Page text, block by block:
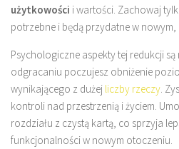
użytkowości i wartości. Zachowaj
potrzebne i będą przydatne w nowym,
Psychologiczne aspekty tej redukcji
odgracaniu poczujesz obniżenie
wynikającego z dużej liczby rzeczy .
kontroli nad przestrzenią i życiem.
rozdziału z czystą kartą, co sprzyja
funkcjonalności w nowym otoczeniu.